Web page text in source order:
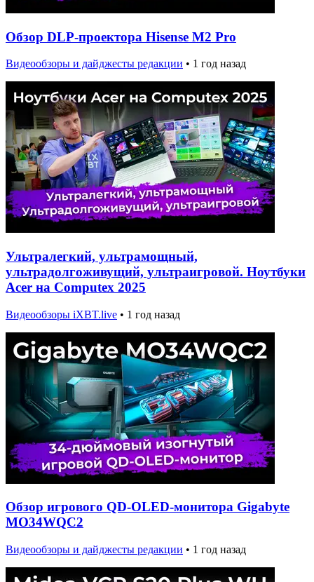
Обзор DLP-проектора Hisense M2 Pro
Видеообзоры и дайджесты редакции • 1 год назад
Ультралегкий, ультрамощный,
ультрадолгоживущий, ультраигровой. Ноутбуки
Acer на Computex 2025
Видеообзоры iXBT.live • 1 год назад
Обзор игрового QD-OLED-монитора Gigabyte
MO34WQC2
Видеообзоры и дайджесты редакции • 1 год назад